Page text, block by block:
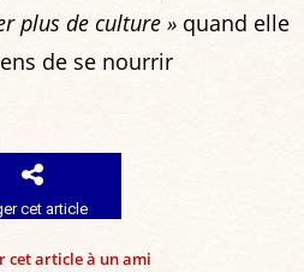
plus de culture » quand elle
de se nourrir
cet article
cet article à un ami